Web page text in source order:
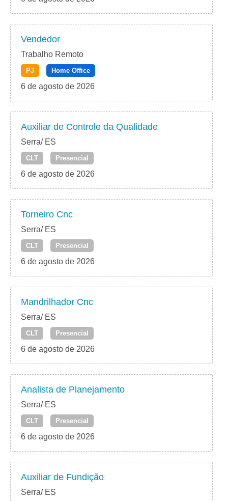
Vendedor
Trabalho Remoto
PJ Home Office
6 de agosto de 2026
Auxiliar de Controle da Qualidade
Serra/ ES
CLT Presencial
6 de agosto de 2026
Torneiro Cnc
Serra/ ES
CLT Presencial
6 de agosto de 2026
Mandrilhador Cnc
Serra/ ES
CLT Presencial
6 de agosto de 2026
Analista de Planejamento
Serra/ ES
CLT Presencial
6 de agosto de 2026
Auxiliar de Fundição
Serra/ ES